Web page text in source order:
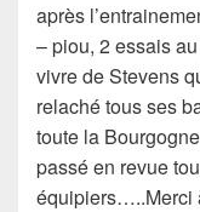
après
– piou, 2 essais
vivre de Stevens
relaché tous ses
toute la
passé en revue
équipiers…..Merci